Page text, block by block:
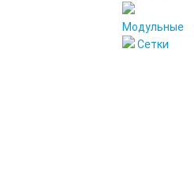
Модульные
Сетки